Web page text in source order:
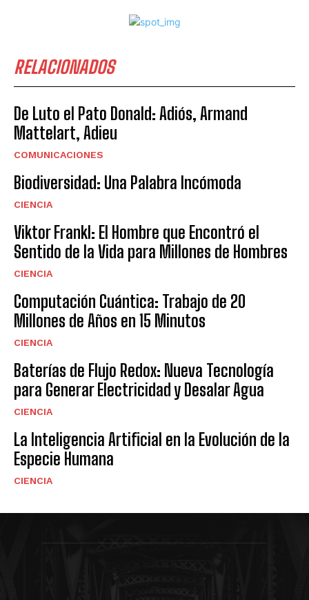
RELACIONADOS
De Luto el Pato Donald: Adiós, Armand
Mattelart, Adieu
COMUNICACIONES
Biodiversidad: Una Palabra Incómoda
CIENCIA
Viktor Frankl: El Hombre que Encontró el
Sentido de la Vida para Millones de Hombres
CIENCIA
Computación Cuántica: Trabajo de 20
Millones de Años en 15 Minutos
CIENCIA
Baterías de Flujo Redox: Nueva Tecnología
para Generar Electricidad y Desalar Agua
CIENCIA
La Inteligencia Artificial en la Evolución de la
Especie Humana
CIENCIA